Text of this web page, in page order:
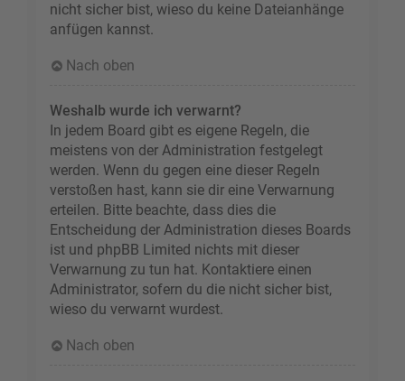
nicht sicher bist, wieso du keine Dateianhänge
anfügen kannst.
Nach oben
Weshalb wurde ich verwarnt?
In jedem Board gibt es eigene Regeln, die
meistens von der Administration festgelegt
werden. Wenn du gegen eine dieser Regeln
verstoßen hast, kann sie dir eine Verwarnung
erteilen. Bitte beachte, dass dies die
Entscheidung der Administration dieses Boards
ist und phpBB Limited nichts mit dieser
Verwarnung zu tun hat. Kontaktiere einen
Administrator, sofern du die nicht sicher bist,
wieso du verwarnt wurdest.
Nach oben